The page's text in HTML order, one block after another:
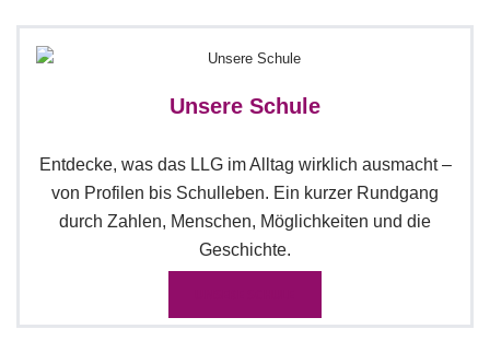
Unsere Schule
Entdecke, was das LLG im Alltag wirklich ausmacht –
von Profilen bis Schulleben. Ein kurzer Rundgang
durch Zahlen, Menschen, Möglichkeiten und die
Geschichte.